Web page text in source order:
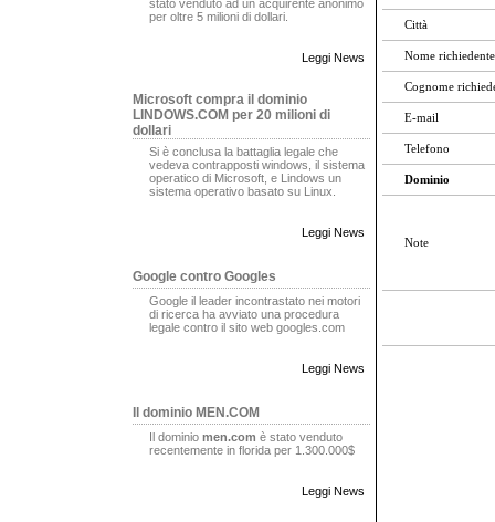
stato venduto ad un acquirente anonimo
per oltre 5 milioni di dollari.
Leggi News
Microsoft compra il dominio
LINDOWS.COM per 20 milioni di
dollari
Si è conclusa la battaglia legale che
vedeva contrapposti windows, il sistema
operatico di Microsoft, e Lindows un
sistema operativo basato su Linux.
Leggi News
Google contro Googles
Google il leader incontrastato nei motori
di ricerca ha avviato una procedura
legale contro il sito web googles.com
Leggi News
Il dominio MEN.COM
Il dominio men.com è stato venduto
recentemente in florida per 1.300.000$
Leggi News
Città
Nome richiedente
Cognome
E-mail
Telefono
Dominio
Note